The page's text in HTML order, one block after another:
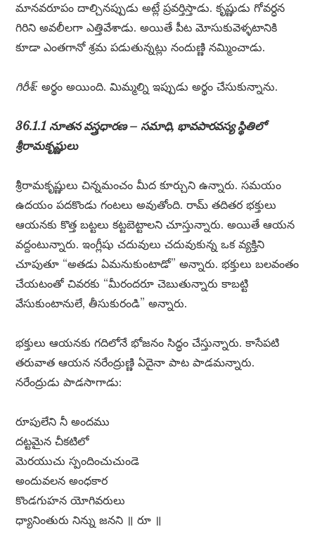
మానవరూపం దాల్చినప్పుడు అట్లే ప్రవర్తిస్తాడు. కృష్ణుడు గోవర్ధన
గిరిని అవలీలగా ఎత్తివేశాడు. అయితే పీట మోసుకువెళ్ళటానికి
కూడా ఎంతగానో శ్రమ పడుతున్నట్లు నందుణ్ణి నమ్మించాడు.
గిరీశ్: అర్థం అయింది. మిమ్మల్ని ఇప్పుడు అర్థం చేసుకున్నాను.
36.1.1 నూతన వస్త్రధారణ – సమాధి, భావపారవస్య స్థితిలో
శ్రీరామకృష్ణులు
శ్రీరామకృష్ణులు చిన్నమంచం మీద కూర్చుని ఉన్నారు. సమయం
ఉదయం పదకొండు గంటలు అవుతోంది. రామ్ తదితర భక్తులు
ఆయనకు కొత్త బట్టలు కట్టబెట్టాలని చూస్తున్నారు. అయితే ఆయన
వద్దంటున్నారు. ఇంగ్లీషు చదువులు చదువుకున్న ఒక వ్యక్తిని
చూపుతూ “అతడు ఏమనుకుంటాడో” అన్నారు. భక్తులు బలవంతం
చేయటంతో చివరకు “మీరందరూ చెబుతున్నారు కాబట్టి
వేసుకుంటానులే, తీసుకురండి” అన్నారు.
భక్తులు ఆయనకు గదిలోనే భోజనం సిద్ధం చేస్తున్నారు. కాసేపటి
తరువాత ఆయన నరేంద్రుణ్ణి ఏదైనా పాట పాడమన్నారు.
నరేంద్రుడు పాడసాగాడు:
రూపులేని నీ అందము
దట్టమైన చీకటిలో
మెరయుచు స్పందించుచుండె
అందువలన అంధకార
కొండగుహన యోగివరులు
ధ్యానింతురు నిన్ను జనని ॥ రూ ॥